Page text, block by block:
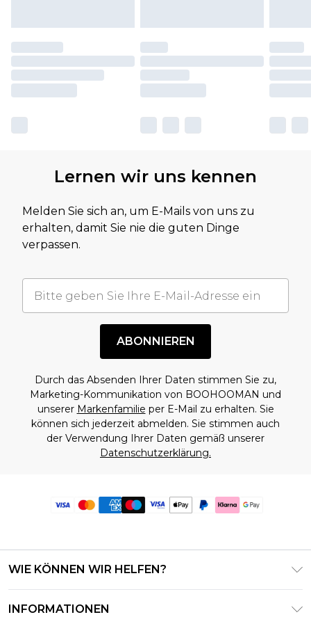
Lernen wir uns kennen
Melden Sie sich an, um E-Mails von uns zu
erhalten, damit Sie nie die guten Dinge
verpassen.
ABONNIEREN
Durch das Absenden Ihrer Daten stimmen Sie zu,
Marketing-Kommunikation von BOOHOOMAN und
unserer Markenfamilie per E-Mail zu erhalten. Sie
können sich jederzeit abmelden. Sie stimmen auch
der Verwendung Ihrer Daten gemäß unserer
Datenschutzerklärung.
WIE KÖNNEN WIR HELFEN?
INFORMATIONEN